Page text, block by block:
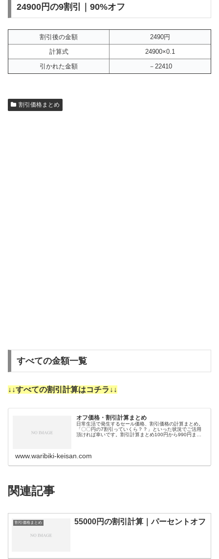
24900円の9割引｜90%オフ
割引後の金額
2490円
計算式
24900×0.1
引かれた金額
－22410
割引価格まとめ
すべての金額一覧
↓↓すべての割引計算はコチラ↓↓
オフ価格・割引計算まとめ
日常生活で発生するセール価格、割引価格の計算まとめ。
「〇〇円の7割引っていくら？？」といった状況でご活用
頂ければ幸いです。割引計算まとめ100円から990円まで
www.waribiki-keisan.com
関連記事
割引価格まとめ 55000円の割引計算｜パーセントオフ